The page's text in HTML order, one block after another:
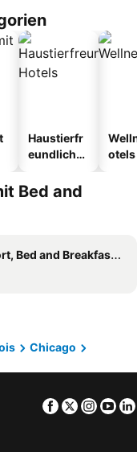
Haustierfr
eundliche
otels
Bed and
and Breakfasts (B and B)
Chicago
Facebook
Twitter